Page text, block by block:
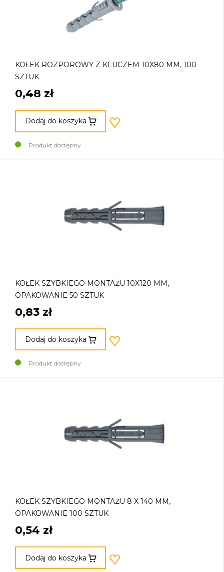
KOŁEK ROZPOROWY Z KLUCZEM 10X80 MM, 100
SZTUK
0,48 zł
Dodaj do koszyka
Produkt dostępny
KOŁEK SZYBKIEGO MONTAŻU 10X120 MM,
OPAKOWANIE 50 SZTUK
0,83 zł
Dodaj do koszyka
Produkt dostępny
KOŁEK SZYBKIEGO MONTAŻU 8 X 140 MM,
OPAKOWANIE 100 SZTUK
0,54 zł
Dodaj do koszyka